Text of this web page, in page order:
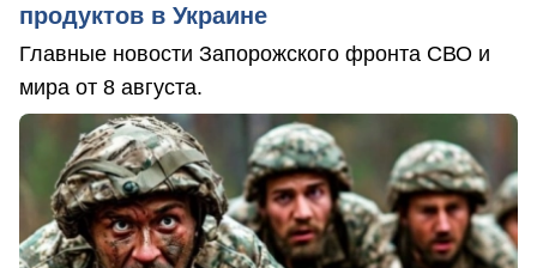
продуктов в Украине
Главные новости Запорожского фронта СВО и
мира от 8 августа.